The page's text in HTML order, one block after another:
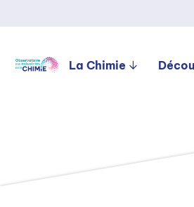
La Chimie